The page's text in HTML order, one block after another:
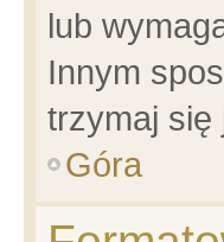
lub
Innym
trzymaj się
Góra